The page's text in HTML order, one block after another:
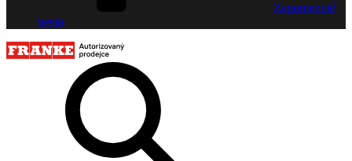
Zapomenuté
heslo